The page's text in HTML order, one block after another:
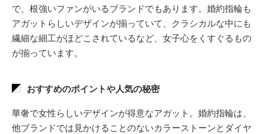
で、根強いファンがいるブランドでもあります。婚約指輪も
アガットらしいデザインが揃っていて、クラシカルな中にも
繊細な細工がほどこされているなど、女子心をくすぐるもの
が揃っています。
おすすめのポイントや人気の秘密
華奢で女性らしいデザインが得意なアガット。婚約指輪は、
他ブランドでは見かけることのないカラーストーンとダイヤ